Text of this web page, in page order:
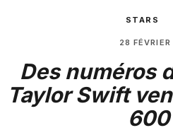
STARS
28
Des numéros
Taylor Swift